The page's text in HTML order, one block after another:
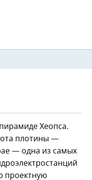
Хеопса.
плотины —
— одна из самых
проектную